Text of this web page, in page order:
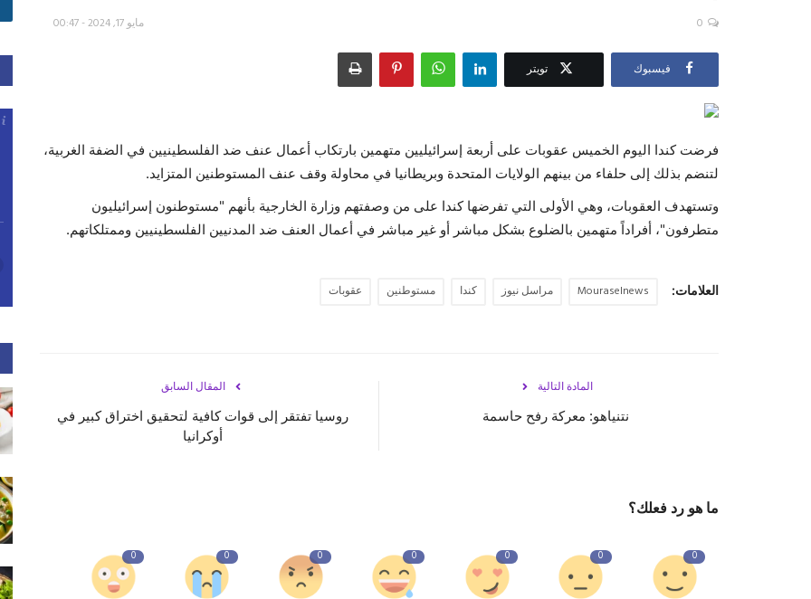
مايو 17, 2024 - 00:47 0
فيسبوك تويتر
فرضت كندا اليوم الخميس عقوبات على أربعة إسرائيليين متهمين بارتكاب أعمال عنف ضد الفلسطينيين في الضفة الغربية،
لتنضم بذلك إلى حلفاء من بينهم الولايات المتحدة وبريطانيا في محاولة وقف عنف المستوطنين المتزايد.
وتستهدف العقوبات، وهي الأولى التي تفرضها كندا على من وصفتهم وزارة الخارجية بأنهم "مستوطنون إسرائيليون
متطرفون"، أفراداً متهمين بالضلوع بشكل مباشر أو غير مباشر في أعمال العنف ضد المدنيين الفلسطينيين وممتلكاتهم.
العلامات: Mouraselnews مراسل نيوز كندا مستوطنين عقوبات
المقال السابق
روسيا تفتقر إلى قوات كافية لتحقيق اختراق كبير في
أوكرانيا
المادة التالية
نتنياهو: معركة رفح حاسمة
ما هو رد فعلك؟
0
0
0
0
0
0
0